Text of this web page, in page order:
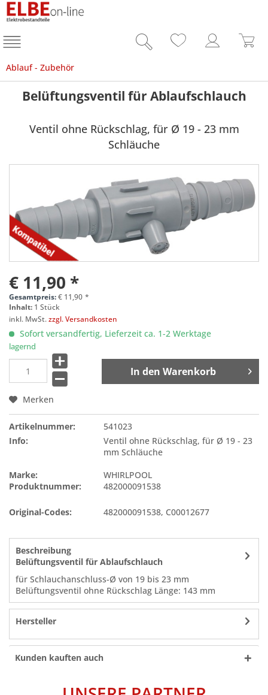
Ablauf - Zubehör
Belüftungsventil für Ablaufschlauch
Ventil ohne Rückschlag, für Ø 19 - 23 mm
Schläuche
€ 11,90 *
Gesamtpreis:€ 11,90 *
Inhalt: 1 Stück
inkl. MwSt.zzgl. Versandkosten
Sofort versandfertig, Lieferzeit ca. 1-2 Werktage
lagernd
In den Warenkorb
Merken
Artikelnummer:
541023
Info:
Ventil ohne Rückschlag, für Ø 19 - 23
mm Schläuche
Marke:
WHIRLPOOL
Produktnummer:
482000091538
Original-Codes: 482000091538, C00012677
Beschreibung
Belüftungsventil für Ablaufschlauch
für Schlauchanschluss-Ø von 19 bis 23 mm
Belüftungsventil ohne Rückschlag Länge: 143 mm
Hersteller
Kunden kauften auch